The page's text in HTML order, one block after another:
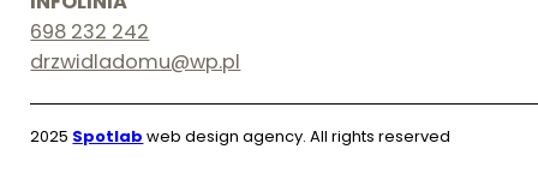
698 232 242
drzwidladomu@wp.pl
2025 Spotlab web design agency. All rights reserved